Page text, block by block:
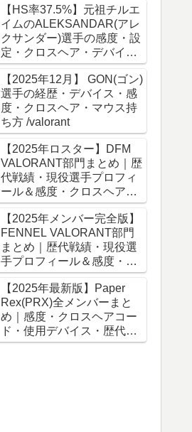
【HS率37.5%】元祖チルエ
イムのALEKSANDAR(アレ
クサンダー)選手の感度・設
定・クロスヘア・デバイス
設定まとめ！
VALORANT│2026年1月
【2025年12月】 GON(ゴン)
選手の経歴・デバイス・感
度・クロスヘア・マウス持
ち方 /valorant
【2025年ロスター】DFM
VALORANT部門まとめ｜歴
代戦績・現役選手プロフィ
ール＆感度・クロスヘア・
高使用率デバイス
（Meiy,Jinboong,gyen,SSe
eS,Akame）
【2025年メンバー完全版】
FENNEL VALORANT部門
まとめ｜歴代戦績・現役選
手プロフィール＆感度・ク
ロスヘア・高使用率デバイ
ス
【2025年最新版】Paper
Rex(PRX)全メンバーまと
め｜感度・クロスヘアコー
ド・使用デバイス・歴代戦
績「VALORANT」